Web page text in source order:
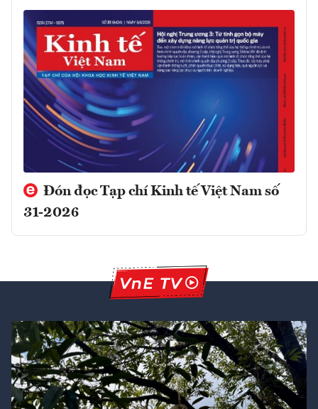
Đón đọc Tạp chí Kinh tế Việt Nam số
31-2026